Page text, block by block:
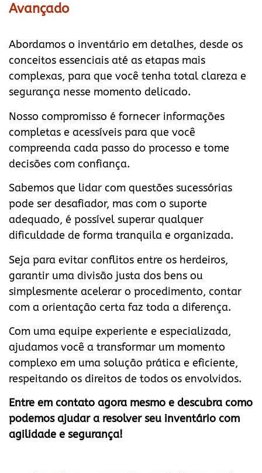
Avançado
Abordamos o inventário em detalhes, desde os
conceitos essenciais até as etapas mais
complexas, para que você tenha total clareza e
segurança nesse momento delicado.
Nosso compromisso é fornecer informações
completas e acessíveis para que você
compreenda cada passo do processo e tome
decisões com confiança.
Sabemos que lidar com questões sucessórias
pode ser desafiador, mas com o suporte
adequado, é possível superar qualquer
dificuldade de forma tranquila e organizada.
Seja para evitar conflitos entre os herdeiros,
garantir uma divisão justa dos bens ou
simplesmente acelerar o procedimento, contar
com a orientação certa faz toda a diferença.
Com uma equipe experiente e especializada,
ajudamos você a transformar um momento
complexo em uma solução prática e eficiente,
respeitando os direitos de todos os envolvidos.
Entre em contato agora mesmo e descubra como
podemos ajudar a resolver seu inventário com
agilidade e segurança!